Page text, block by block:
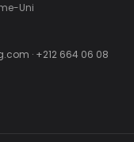
Uni
· +212 664 06 08